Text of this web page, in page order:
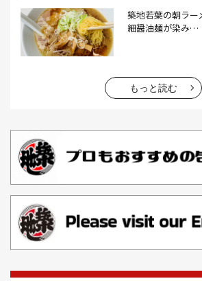
おでん(4） おにぎり(4）
お刺身(1） お参り(1） お困りごと解
お土産(14） お土産屋(1）
お寿司(2） お弁当(9
お正月料理(20）
お汁粉 レシピ(1）
お肉(2） お花見(2） お茶(1）
お風呂(1） お餅(1） お魚捌き教室
カシューナッツ(2） カツオ 食べ方(1）
カツオのたたき(1） カツカレー(2）
築地若葉の朝ラー
細醤油麺が染み…
もっと読む